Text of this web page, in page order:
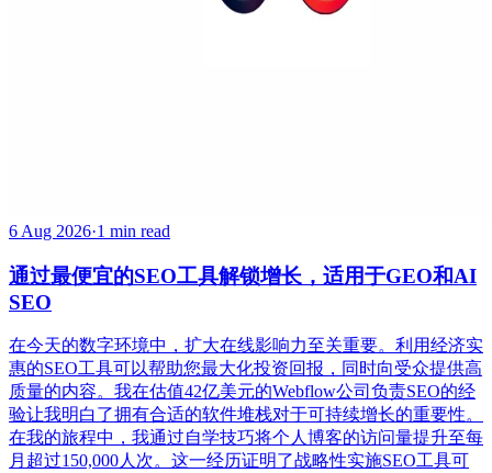
6 Aug 2026·1 min read
通过最便宜的SEO工具解锁增长，适用于GEO和AI
SEO
在今天的数字环境中，扩大在线影响力至关重要。利用经济实
惠的SEO工具可以帮助您最大化投资回报，同时向受众提供高
质量的内容。我在估值42亿美元的Webflow公司负责SEO的经
验让我明白了拥有合适的软件堆栈对于可持续增长的重要性。
在我的旅程中，我通过自学技巧将个人博客的访问量提升至每
月超过150,000人次。这一经历证明了战略性实施SEO工具可